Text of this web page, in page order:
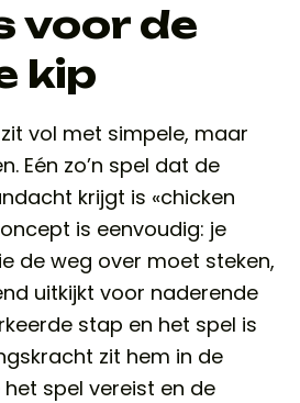
voor de
kip
vol met simpele, maar
Eén zo’n spel dat de
krijgt is «chicken
is eenvoudig: je
de weg over moet steken,
uitkijkt voor naderende
stap en het spel is
zit hem in de
spel vereist en de